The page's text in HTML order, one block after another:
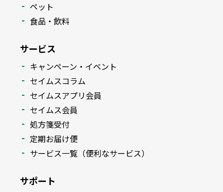
ペット
食品・飲料
サービス
キャンペーン・イベント
セイムスコラム
セイムスアプリ会員
セイムス会員
処方箋受付
定期お届け便
サービス一覧（便利なサービス）
サポート